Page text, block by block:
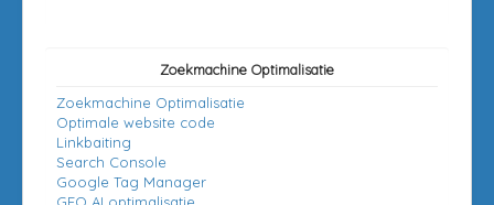
Zoekmachine Optimalisatie
Zoekmachine Optimalisatie
Optimale website code
Linkbaiting
Search Console
Google Tag Manager